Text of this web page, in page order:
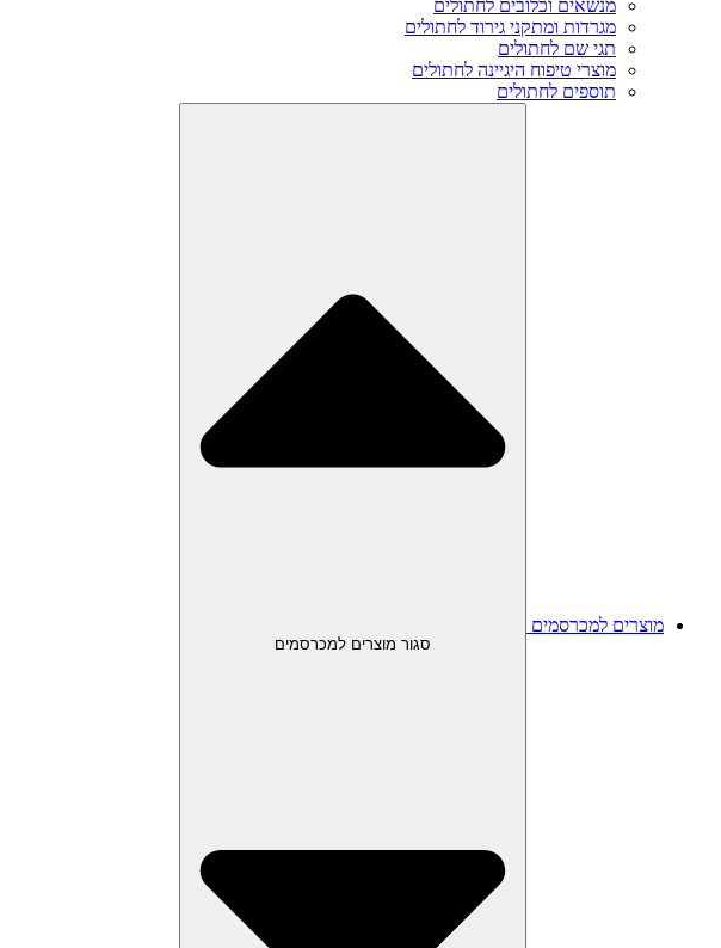
מנשאים וכלובים לחתולים
מגרדות ומתקני גירוד לחתולים
תגי שם לחתולים
מוצרי טיפוח היגיינה לחתולים
תוספים לחתולים
מוצרים למכרסמים
סגור מוצרים למכרסמים